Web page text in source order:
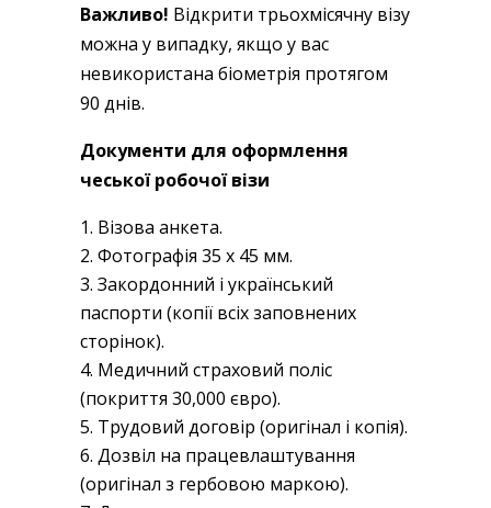
Важливо! Відкрити трьохмісячну візу
можна у випадку, якщо у вас
невикористана біометрія протягом
90 днів.
Документи для оформлення
чеської робочої візи
Візова анкета.
Фотографія 35 х 45 мм.
Закордонний і український
паспорти (копії всіх заповнених
сторінок).
Медичний страховий поліс
(покриття 30,000 євро).
Трудовий договір (оригінал і копія).
Дозвіл на працевлаштування
(оригінал з гербовою маркою).